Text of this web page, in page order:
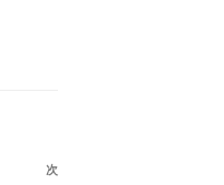
次
次